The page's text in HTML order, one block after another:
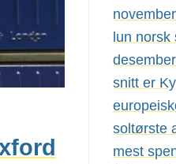
lun norsk
snitt er
soltørste
mest